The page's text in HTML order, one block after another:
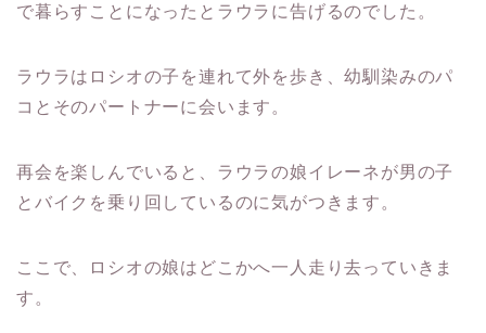
で暮らすことになったとラウラに告げるのでした。
ラウラはロシオの子を連れて外を歩き、幼馴染みのパ
コとそのパートナーに会います。
再会を楽しんでいると、ラウラの娘イレーネが男の子
とバイクを乗り回しているのに気がつきます。
ここで、ロシオの娘はどこかへ一人走り去っていきま
す。